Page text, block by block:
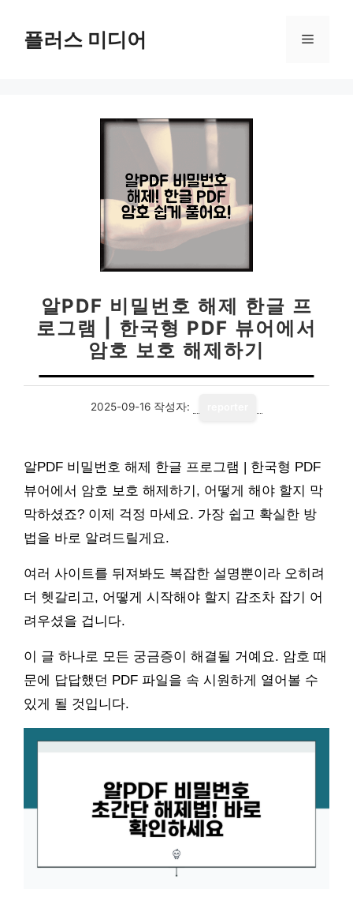
플러스 미디어 메
알PDF 비밀번호 해제 한글 프
로그램 | 한국형 PDF 뷰어에서
암호 보호 해제하기
2025-09-16 작성자:
알PDF 비밀번호 해제 한글 프로그램 | 한국형 PDF
뷰어에서 암호 보호 해제하기, 어떻게 해야 할지 막
막하셨죠? 이제 걱정 마세요. 가장 쉽고 확실한 방
법을 바로 알려드릴게요.
여러 사이트를 뒤져봐도 복잡한 설명뿐이라 오히려
더 헷갈리고, 어떻게 시작해야 할지 감조차 잡기 어
려우셨을 겁니다.
이 글 하나로 모든 궁금증이 해결될 거예요. 암호 때
문에 답답했던 PDF 파일을 속 시원하게 열어볼 수
있게 될 것입니다.